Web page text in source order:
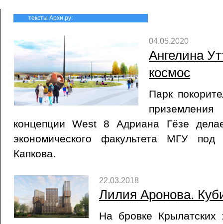
тексты Архи.ру:
04.05.2020
Ангелина
космос
Парк
концепции West 8 Адриана Гёзе
экономического факультета МГУ под
Капкова.
22.03.2018
Лилия Аронова.
На бровке Крылатских